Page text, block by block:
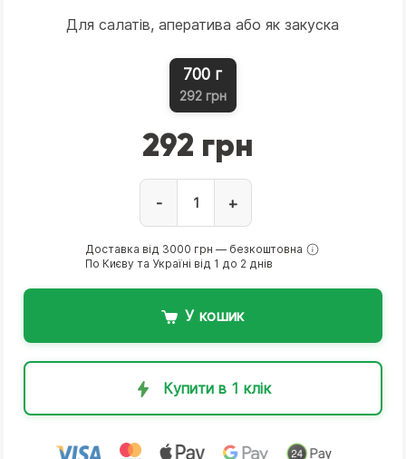
Для салатів, аператива або як закуска
700 г
292 грн
292 грн
- +
Доставка від 3000 грн — безкоштовна
По Києву та Україні від 1 до 2 днів
У кошик
Купити в 1 клік